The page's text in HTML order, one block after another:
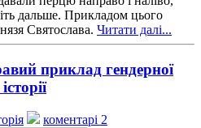
дальше. Прикладом цього
Святослава. Читати далі...
приклад гендерної
коментарі 2